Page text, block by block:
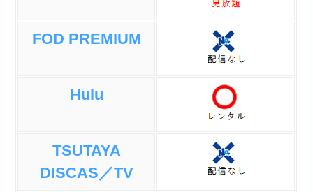
が、伊角との一局で自分の囲
碁の中に佐為を見つけるシー
ンは感動的でした。
リアルタイムで見ていた時は
中学生でしたが、学生の囲碁
ブームを生んだ作品でもあり
FOD PREMIUM
Hulu
TSUTAYA
DISCAS／TV